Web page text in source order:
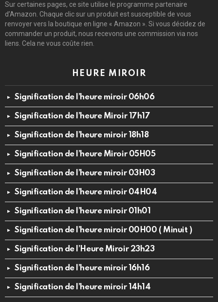
Sur certaines pages, ce site utilise le programme partenaire
d’Amazon. Chaque clic sur un produit est susceptible de vous
renvoyer vers la boutique en ligne « Amazon ». Si vous décidez de
commander un produit, nous recevons une commission via nos
liens. Cela ne vous coûte rien.
HEURE MIROIR
Signification de l’heure miroir 06h06
Signification de l’heure Miroir 17h17
Signification de l’heure miroir 18h18
Signification de l’heure Miroir 05H05
Signification de l’heure miroir 03H03
Signification de l’heure miroir 04H04
Signification de l’heure miroir 01h01
Signification de l’heure miroir 00H00 ( Minuit )
Signification de l’Heure Miroir 23h23
Signification de l’heure miroir 16h16
Signification de l’heure miroir 14h14